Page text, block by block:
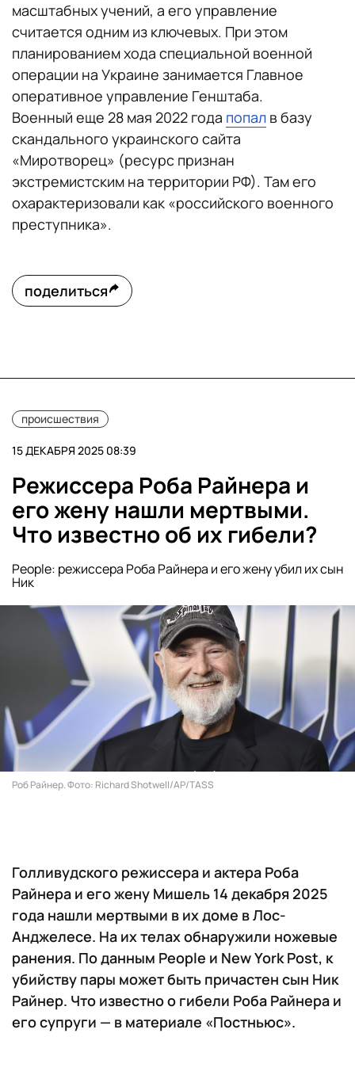
масштабных учений, а его управление
считается одним из ключевых. При этом
планированием хода специальной военной
операции на Украине занимается Главное
оперативное управление Генштаба.
Военный еще 28 мая 2022 года попал в базу
скандального украинского сайта
«Миротворец» (ресурс признан
экстремистским на территории РФ). Там его
охарактеризовали как «российского военного
преступника».
поделиться
происшествия
15 ДЕКАБРЯ 2025 08:39
Режиссера Роба Райнера и
его жену нашли мертвыми.
Что известно об их гибели?
People: режиссера Роба Райнера и его жену убил их сын
Ник
Роб Райнер. Фото: Richard Shotwell/AP/TASS
Голливудского режиссера и актера Роба
Райнера и его жену Мишель 14 декабря 2025
года нашли мертвыми в их доме в Лос-
Анджелесе. На их телах обнаружили ножевые
ранения. По данным People и New York Post, к
убийству пары может быть причастен сын Ник
Райнер. Что известно о гибели Роба Райнера и
его супруги — в материале «Постньюс».